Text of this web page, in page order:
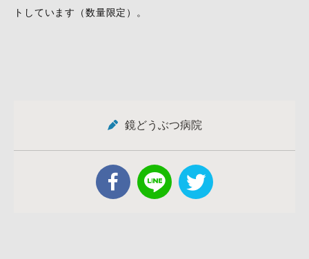
トしています（数量限定）。
鏡どうぶつ病院